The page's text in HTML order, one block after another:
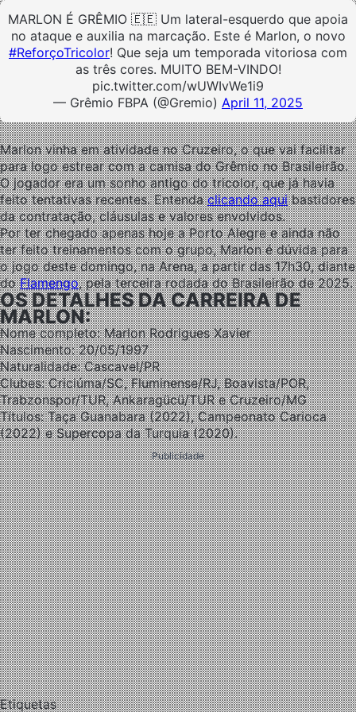
MARLON É GRÊMIO 🇪🇪 Um lateral-esquerdo que apoia
no ataque e auxilia na marcação. Este é Marlon, o novo
#ReforçoTricolor! Que seja um temporada vitoriosa com
as três cores. MUITO BEM-VINDO!
pic.twitter.com/wUWIvWe1i9
— Grêmio FBPA (@Gremio) April 11, 2025
Marlon vinha em atividade no Cruzeiro, o que vai facilitar
para logo estrear com a camisa do Grêmio no Brasileirão.
O jogador era um sonho antigo do tricolor, que já havia
feito tentativas recentes. Entendaclicando aquibastidores
da contratação, cláusulas e valores envolvidos.
Por ter chegado apenas hoje a Porto Alegre e ainda não
ter feito treinamentos com o grupo, Marlon é dúvida para
o jogo deste domingo, na Arena, a partir das 17h30, diante
doFlamengo, pela terceira rodada do Brasileirão de 2025.
OS DETALHES DA CARREIRA DE
MARLON:
Nome completo: Marlon Rodrigues Xavier
Nascimento: 20/05/1997
Naturalidade: Cascavel/PR
Clubes: Criciúma/SC, Fluminense/RJ, Boavista/POR,
Trabzonspor/TUR, Ankaragücü/TUR e Cruzeiro/MG
Títulos: Taça Guanabara (2022), Campeonato Carioca
(2022) e Supercopa da Turquia (2020).
Publicidade
Etiquetas